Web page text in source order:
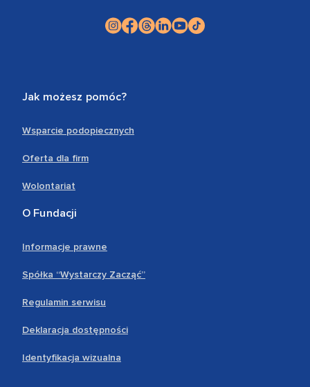
Jak możesz pomóc?
Wsparcie podopiecznych
Oferta dla firm
Wolontariat
O Fundacji
Informacje prawne
Spółka “Wystarczy Zacząć”
Regulamin serwisu
Deklaracja dostępności
Identyfikacja wizualna